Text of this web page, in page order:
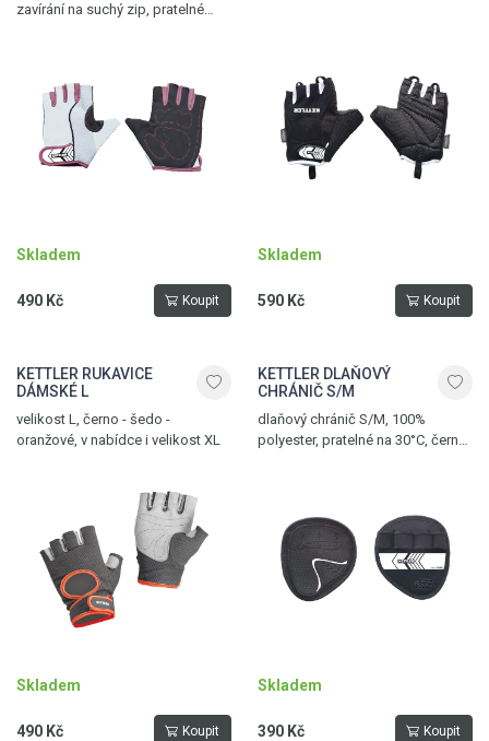
zavírání na suchý zip, pratelné
Skladem
490 Kč Koupit
Skladem
590 Kč Koupit
KETTLER RUKAVICE
DÁMSKÉ L
velikost L, černo - šedo -
oranžové, v nabídce i velikost XL
Skladem
490 Kč Koupit
KETTLER DLAŇOVÝ
CHRÁNIČ S/M
dlaňový chránič S/M, 100%
polyester, pratelné na 30°C, černá,
Skladem
390 Kč Koupit